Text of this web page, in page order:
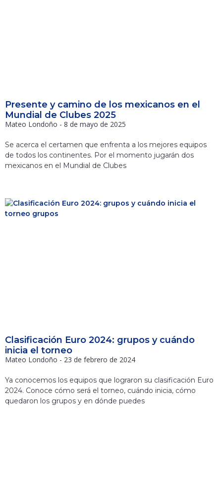
Presente y camino de los mexicanos en el
Mundial de Clubes 2025
Mateo Londoño 8 de mayo de 2025
Se acerca el certamen que enfrenta a los mejores equipos
de todos los continentes. Por el momento jugarán dos
mexicanos en el Mundial de Clubes
Clasificación Euro 2024: grupos y cuándo
inicia el torneo
Mateo Londoño 23 de febrero de 2024
Ya conocemos los equipos que lograron su clasificación Euro
2024. Conoce cómo será el torneo, cuándo inicia, cómo
quedaron los grupos y en dónde puedes